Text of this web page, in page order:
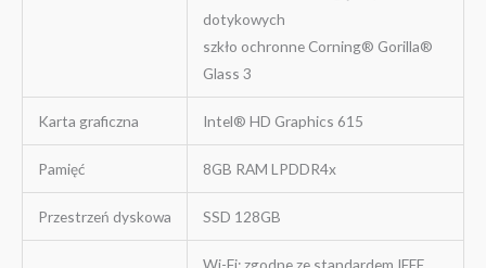
dotykowych
szkło ochronne Corning® Gorilla®
Glass 3
Karta graficzna Intel® HD Graphics 615
Pamięć 8GB RAM LPDDR4x
Przestrzeń dyskowa SSD 128GB
Wi-Fi: zgodne ze standardem IEEE